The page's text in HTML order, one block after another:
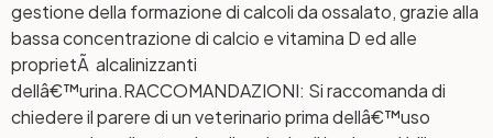
gestione della formazione di calcoli da ossalato, grazie alla
bassa concentrazione di calcio e vitamina D ed alle
proprietÃ alcalinizzanti
dellâ€™urina.RACCOMANDAZIONI: Si raccomanda di
chiedere il parere di un veterinario prima dellâ€™uso